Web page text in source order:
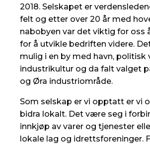
2018. Selskapet er
felt og etter over 20 år med
nabobyen var det viktig for oss
for å utvikle bedriften videre.
mulig i en by med havn, politisk
industrikultur og da falt valget
og Øra industriområde.
Som selskap er vi opptatt er vi
bidra lokalt. Det være seg i
innkjøp av varer og tjenester
lokale lag og idrettsforeninger.